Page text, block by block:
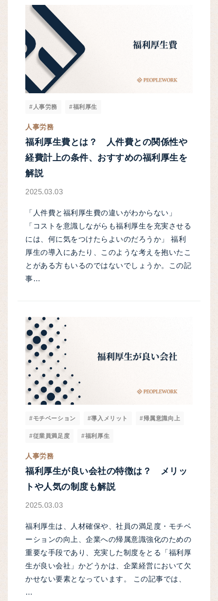
#人事労務 #福利厚生
人事労務
福利厚生費とは？ 人件費との関係性や
経費計上の条件、おすすめの福利厚生を
解説
2025.03.03
「人件費と福利厚生費の違いがわからない」
「コストを意識しながらも福利厚生を充実させる
には、何に気をつけたらよいのだろうか」 福利
厚生の導入にあたり、このような考えを抱いたこ
とがある方もいるのではないでしょうか。この記
事…
#モチベーション #導入メリット #帰属意識向上
#従業員満足度 #福利厚生
人事労務
福利厚生が良い会社の特徴は？ メリッ
トや人気の制度も解説
2025.03.03
福利厚生は、人材確保や、社員の満足度・モチベ
ーションの向上、企業への帰属意識強化のための
重要な手段であり、充実した制度をとる「福利厚
生が良い会社」かどうかは、企業経営において欠
かせない要素となっています。 この記事では、
…